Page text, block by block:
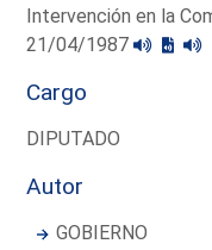
Intervención en la
21/04/1987
Cargo
DIPUTADO
Autor
GOBIERNO